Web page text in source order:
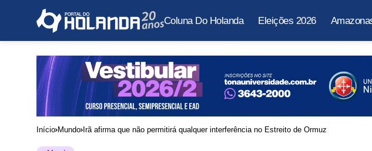
Coluna Do Holanda Eleições 2026
Início Mundo Irã afirma que não permitirá qualquer interferência no Estreito de Ormuz